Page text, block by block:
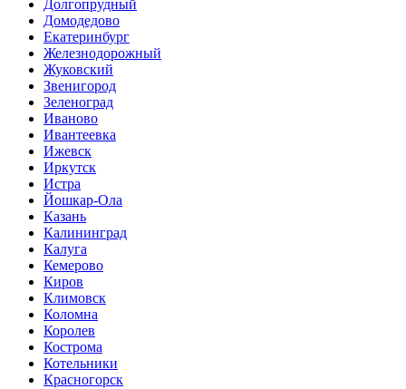
Долгопрудный
Домодедово
Екатеринбург
Железнодорожный
Жуковский
Звенигород
Зеленоград
Иваново
Ивантеевка
Ижевск
Иркутск
Истра
Йошкар-Ола
Казань
Калининград
Калуга
Кемерово
Киров
Климовск
Коломна
Королев
Кострома
Котельники
Красногорск